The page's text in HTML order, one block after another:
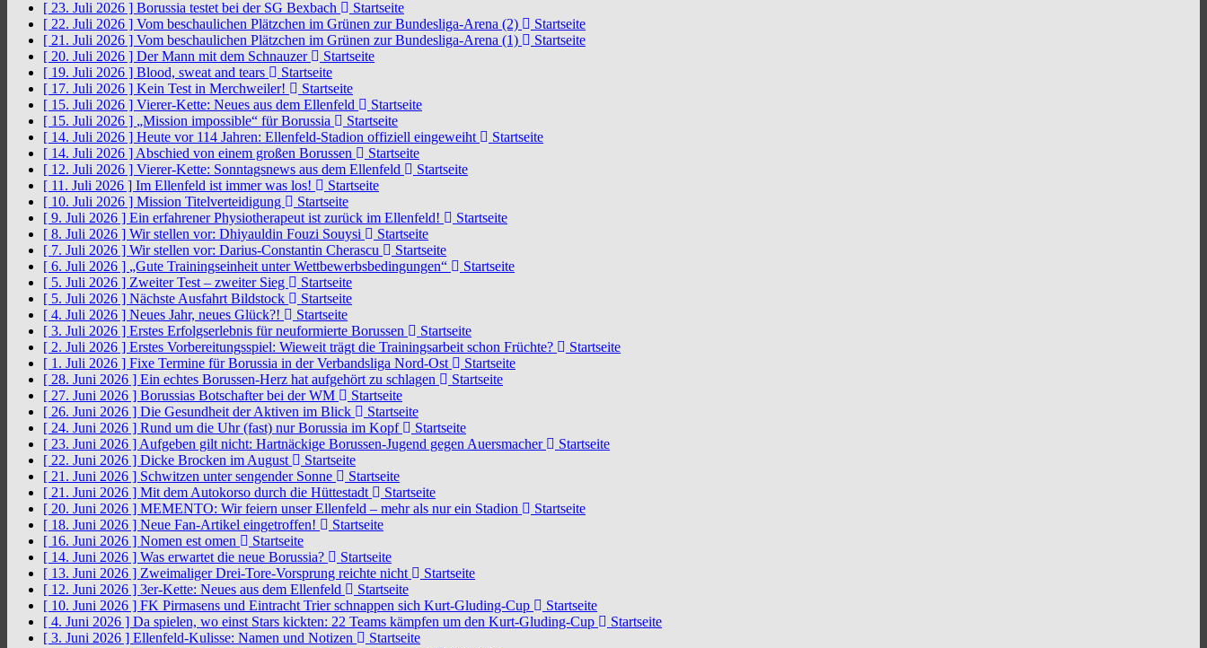
[ 23. Juli 2026 ] Borussia testet bei der SG Bexbach
Startseite
[ 22. Juli 2026 ] Vom beschaulichen Plätzchen im Grünen zur Bundesliga-Arena (2)
Startseite
[ 21. Juli 2026 ] Vom beschaulichen Plätzchen im Grünen zur Bundesliga-Arena (1)
Startseite
[ 20. Juli 2026 ] Der Mann mit dem Schnauzer
Startseite
[ 19. Juli 2026 ] Blood, sweat and tears
Startseite
[ 17. Juli 2026 ] Kein Test in Merchweiler!
Startseite
[ 15. Juli 2026 ] Vierer-Kette: Neues aus dem Ellenfeld
Startseite
[ 15. Juli 2026 ] „Mission impossible“ für Borussia
Startseite
[ 14. Juli 2026 ] Heute vor 114 Jahren: Ellenfeld-Stadion offiziell eingeweiht
Startseite
[ 14. Juli 2026 ] Abschied von einem großen Borussen
Startseite
[ 12. Juli 2026 ] Vierer-Kette: Sonntagsnews aus dem Ellenfeld
Startseite
[ 11. Juli 2026 ] Im Ellenfeld ist immer was los!
Startseite
[ 10. Juli 2026 ] Mission Titelverteidigung
Startseite
[ 9. Juli 2026 ] Ein erfahrener Physiotherapeut ist zurück im Ellenfeld!
Startseite
[ 8. Juli 2026 ] Wir stellen vor: Dhiyauldin Fouzi Souysi
Startseite
[ 7. Juli 2026 ] Wir stellen vor: Darius-Constantin Cherascu
Startseite
[ 6. Juli 2026 ] „Gute Trainingseinheit unter Wettbewerbsbedingungen“
Startseite
[ 5. Juli 2026 ] Zweiter Test – zweiter Sieg
Startseite
[ 5. Juli 2026 ] Nächste Ausfahrt Bildstock
Startseite
[ 4. Juli 2026 ] Neues Jahr, neues Glück?!
Startseite
[ 3. Juli 2026 ] Erstes Erfolgserlebnis für neuformierte Borussen
Startseite
[ 2. Juli 2026 ] Erstes Vorbereitungsspiel: Wieweit trägt die Trainingsarbeit schon Früchte?
Startseite
[ 1. Juli 2026 ] Fixe Termine für Borussia in der Verbandsliga Nord-Ost
Startseite
[ 28. Juni 2026 ] Ein echtes Borussen-Herz hat aufgehört zu schlagen
Startseite
[ 27. Juni 2026 ] Borussias Botschafter bei der WM
Startseite
[ 26. Juni 2026 ] Die Gesundheit der Aktiven im Blick
Startseite
[ 24. Juni 2026 ] Rund um die Uhr (fast) nur Borussia im Kopf
Startseite
[ 23. Juni 2026 ] Aufgeben gilt nicht: Hartnäckige Borussen-Jugend gegen Auersmacher
Startseite
[ 22. Juni 2026 ] Dicke Brocken im August
Startseite
[ 21. Juni 2026 ] Schwitzen unter sengender Sonne
Startseite
[ 21. Juni 2026 ] Mit dem Autokorso durch die Hüttestadt
Startseite
[ 20. Juni 2026 ] MEMENTO: Wir feiern unser Ellenfeld – mehr als nur ein Stadion
Startseite
[ 18. Juni 2026 ] Neue Fan-Artikel eingetroffen!
Startseite
[ 16. Juni 2026 ] Nomen est omen
Startseite
[ 14. Juni 2026 ] Was erwartet die neue Borussia?
Startseite
[ 13. Juni 2026 ] Zweimaliger Drei-Tore-Vorsprung reichte nicht
Startseite
[ 12. Juni 2026 ] 3er-Kette: Neues aus dem Ellenfeld
Startseite
[ 10. Juni 2026 ] FK Pirmasens und Eintracht Trier schnappen sich Kurt-Gluding-Cup
Startseite
[ 4. Juni 2026 ] Da spielen, wo einst Stars kickten: 22 Teams kämpfen um den Kurt-Gluding-Cup
Startseite
[ 3. Juni 2026 ] Ellenfeld-Kulisse: Namen und Notizen
Startseite